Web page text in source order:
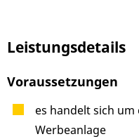
Leistungsdetails
Voraussetzungen
es handelt sich
Werbeanlage